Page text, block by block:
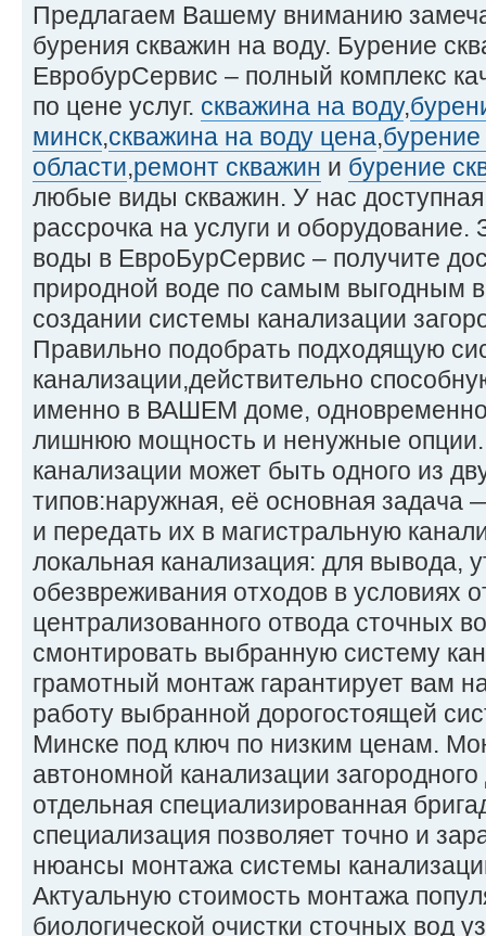
Предлагаем Вашему вниманию
бурения скважин на воду. Бурение
ЕвробурСервис – полный комплекс
по цене услуг. скважина на воду,
минск,скважина на воду цена,
области,ремонт скважин и бурение
любые виды скважин. У нас
рассрочка на услуги и оборудование.
воды в ЕвроБурСервис – получите
природной воде по самым выгодным
создании системы канализации
Правильно подобрать подходящую
канализации,действительно
именно в ВАШЕМ доме, одновременно
лишнюю мощность и ненужные
канализации может быть одного из
типов:наружная, её основная задача
и передать их в магистральную
локальная канализация: для вывода,
обезвреживания отходов в условиях
централизованного отвода сточных
смонтировать выбранную систему
грамотный монтаж гарантирует вам
работу выбранной дорогостоящей
Минске под ключ по низким ценам.
автономной канализации
отдельная специализированная
специализация позволяет точно и
нюансы монтажа системы
Актуальную стоимость монтажа
биологической очистки сточных вод